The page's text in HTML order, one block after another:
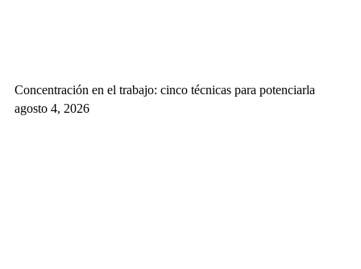
Concentración en el trabajo: cinco técnicas para potenciarla
agosto 4, 2026